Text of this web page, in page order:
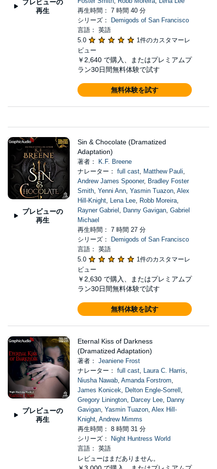
プレビューの
再生
再生時間： 7 時間 40 分
シリーズ：
Demigods of San Francisco
言語： 英語
5.0
1件のカスタマーレ
ビュー
￥2,640 で購入、またはプレミアムプ
ラン30日間無料体験で試す
無料体験を試す
プレビューの
再生
Sin & Chocolate (Dramatized
Adaptation)
著者：
K.F. Breene
ナレーター： full cast, Matthew Pauli,
Andrew James Spooner, Bradley Foster
Smith, Yenni Ann, Yasmin Tuazon, Alex
Hill-Knight, Lena Lee, Robb Moreira,
Rayner Gabriel , Danny Gavigan, Gabriel
Michael
再生時間： 7 時間 27 分
シリーズ：
Demigods of San Francisco
言語： 英語
5.0
1件のカスタマーレ
ビュー
￥2,630 で購入、またはプレミアムプ
ラン30日間無料体験で試す
無料体験を試す
プレビューの
再生
Eternal Kiss of Darkness
(Dramatized Adaptation)
著者： Jeaniene Frost
ナレーター： full cast, Laura C. Harris,
Niusha Nawab, Amanda Forstrom,
James Konicek, Delton Engle-Sorrell ,
Gregory Linington, Darcey Lee, Danny
Gavigan, Yasmin Tuazon, Alex Hill-
Knight, Andrew Mimms
再生時間： 8 時間 31 分
シリーズ：
Night Huntress World
言語： 英語
レビューはまだありません。